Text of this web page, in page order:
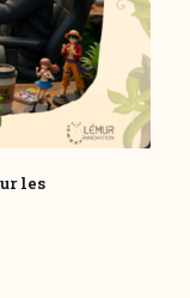
les